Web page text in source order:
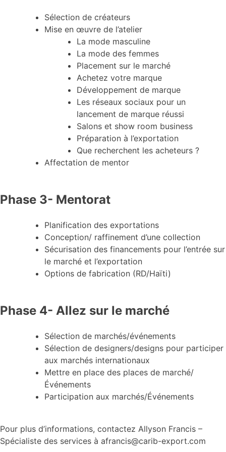
Sélection de créateurs
Mise en œuvre de l’atelier
La mode masculine
La mode des femmes
Placement sur le marché
Achetez votre marque
Développement de marque
Les réseaux sociaux pour un
lancement de marque réussi
Salons et show room business
Préparation à l’exportation
Que recherchent les acheteurs ?
Affectation de mentor
Phase 3- Mentorat
Planification des exportations
Conception/ raffinement d’une collection
Sécurisation des financements pour l’entrée sur
le marché et l’exportation
Options de fabrication (RD/Haïti)
Phase 4- Allez sur le marché
Sélection de marchés/événements
Sélection de designers/designs pour participer
aux marchés internationaux
Mettre en place des places de marché/
Événements
Participation aux marchés/Événements
Pour plus d’informations, contactez Allyson Francis –
Spécialiste des services à afrancis@carib-export.com